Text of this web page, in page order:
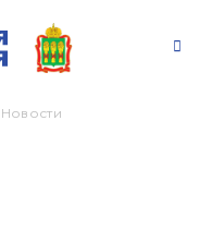
Новости